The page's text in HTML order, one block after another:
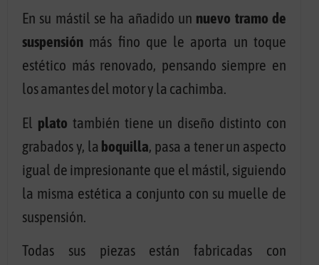
En su mástil se ha añadido un nuevo tramo de
suspensión más fino que le aporta un toque
estético más renovado, pensando siempre en
los amantes del motor y la cachimba.
El plato también tiene un diseño distinto con
grabados y, la boquilla, pasa a tener un aspecto
igual de impresionante que el mástil, siguiendo
la misma estética a conjunto con su muelle de
suspensión.
Todas sus piezas están fabricadas con